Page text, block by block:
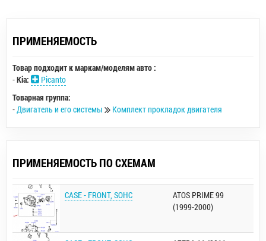
ПРИМЕНЯЕМОСТЬ
Товар подходит к маркам/моделям авто :
-Kia:
Picanto
Товарная группа:
- Двигатель и его системы Комплект прокладок двигателя
ПРИМЕНЯЕМОСТЬ ПО СХЕМАМ
CASE - FRONT, SOHC
ATOS PRIME 99
(1999-2000)